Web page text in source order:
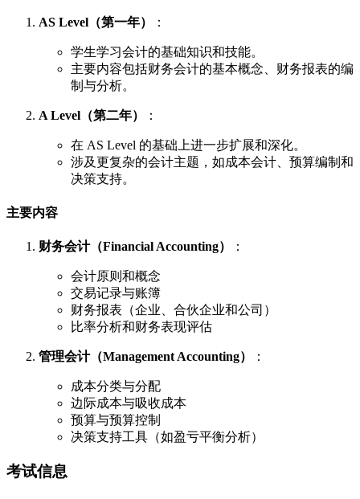
AS Level（第一年） ：
学生学习会计的基础知识和技能。
主要内容包括财务会计的基本概念、财务报表的编
制与分析。
A Level（第二年） ：
在 AS Level 的基础上进一步扩展和深化。
涉及更复杂的会计主题，如成本会计、预算编制和
决策支持。
主要内容
财务会计（Financial Accounting） ：
会计原则和概念
交易记录与账簿
财务报表（企业、合伙企业和公司）
比率分析和财务表现评估
管理会计（Management Accounting） ：
成本分类与分配
边际成本与吸收成本
预算与预算控制
决策支持工具（如盈亏平衡分析）
考试信息